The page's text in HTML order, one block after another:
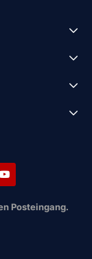
Posteingang.